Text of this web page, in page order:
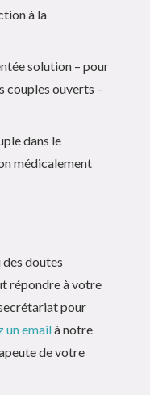
à la
solution – pour
couples ouverts –
dans le
médicalement
des doutes
répondre à votre
pour
un emailà notre
de votre